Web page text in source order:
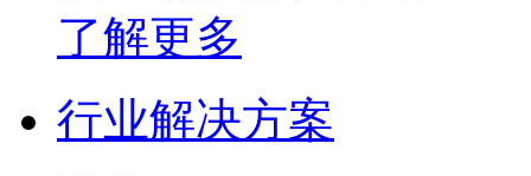
了解更多
行业解决方案